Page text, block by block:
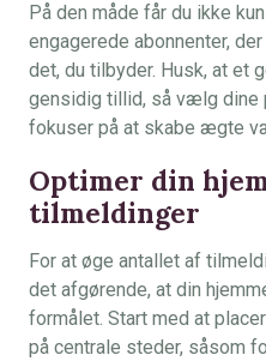
På den måde får du ikke
engagerede abonnenter,
det, du tilbyder. Husk, at et
gensidig tillid, så vælg dine
fokuser på at skabe ægte
Optimer din
tilmeldinger
For at øge antallet af
det afgørende, at din
formålet. Start med at
på centrale steder, såsom